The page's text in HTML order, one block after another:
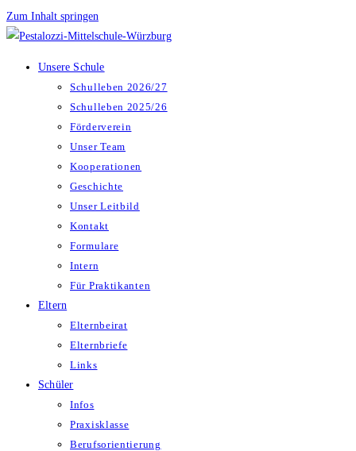
Zum Inhalt springen
Unsere Schule
Schulleben 2026/27
Schulleben 2025/26
Förderverein
Unser Team
Kooperationen
Geschichte
Unser Leitbild
Kontakt
Formulare
Intern
Für Praktikanten
Eltern
Elternbeirat
Elternbriefe
Links
Schüler
Infos
Praxisklasse
Berufsorientierung